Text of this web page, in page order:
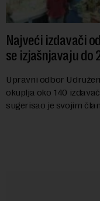
Najveći izdavači
se izjašnjavaju do
Upravni odbor
okuplja oko 140
sugerisao je svojim